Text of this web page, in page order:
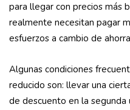
para llegar con precios más
realmente necesitan pagar
esfuerzos a cambio de
Algunas condiciones
reducido son: llevar una
de descuento en la segunda